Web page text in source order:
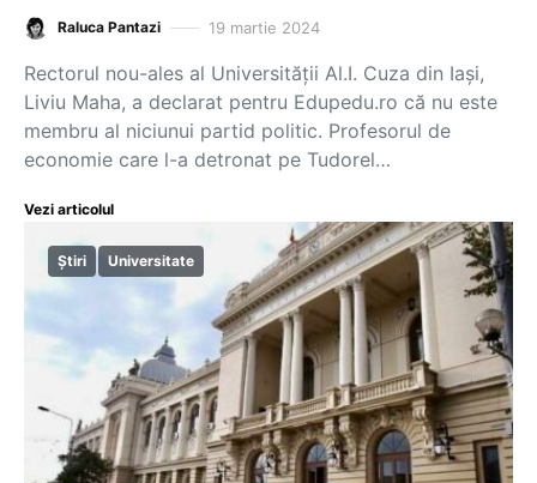
Raluca Pantazi 19 martie 2024
Rectorul nou-ales al Universității Al.I. Cuza din Iași,
Liviu Maha, a declarat pentru Edupedu.ro că nu este
membru al niciunui partid politic. Profesorul de
economie care l-a detronat pe Tudorel…
Vezi articolul
Știri Universitate